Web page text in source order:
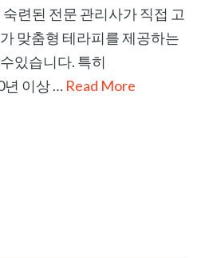
련된 전문 관리사가 직접 고
맞춤형 테라피를 제공하는
있습니다. 특히
년 이상 … Read More